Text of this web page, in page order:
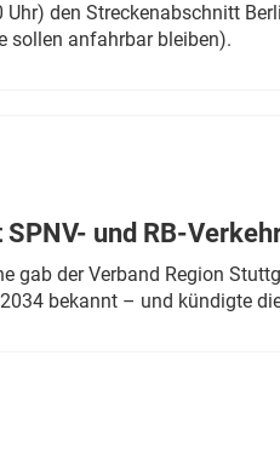
Uhr) den Streckenabschnitt
sollen anfahrbar bleiben).
SPNV- und RB-
gab der Verband Region
bekannt – und kündigte